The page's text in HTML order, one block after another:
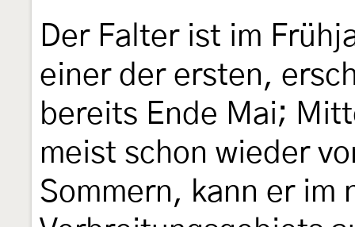
Der Falter ist im
einer der ersten,
bereits Ende Mai;
meist schon wieder
Sommern, kann er im